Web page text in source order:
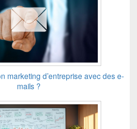
marketing d’entreprise avec des e-
mails ?